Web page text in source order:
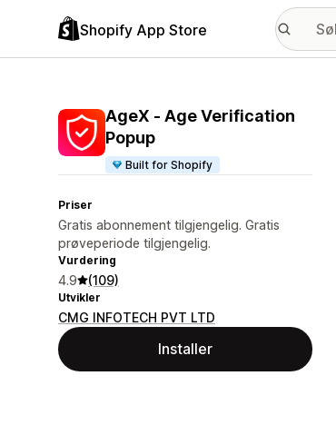
Shopify App Store
AgeX ‑ Age Verification
Popup
Built for Shopify
Priser
Gratis abonnement tilgjengelig. Gratis
prøveperiode tilgjengelig.
Vurdering
4.9 (109)
Utvikler
CMG INFOTECH PVT LTD
Installer